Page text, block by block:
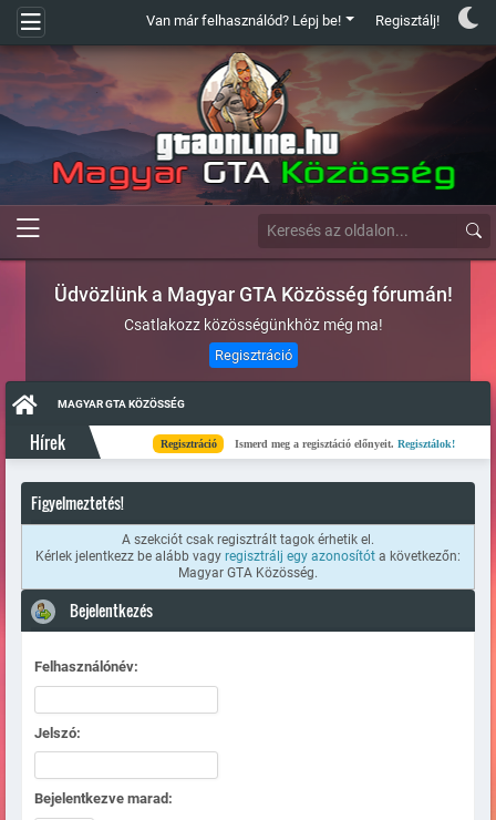
Van már felhasználód? Lépj be! Regisztálj!
Üdvözlünk a Magyar GTA Közösség fórumán!
Csatlakozz közösségünkhöz még ma!
Regisztráció
MAGYAR GTA KÖZÖSSÉG
Hírek Regisztráció Ismerd meg a regisztáció előnyeit.Regisztálok!
Figyelmeztetés!
A szekciót csak regisztrált tagok érhetik el.
Kérlek jelentkezz be alább vagy regisztrálj egy azonosítót a következőn:
Magyar GTA Közösség.
Bejelentkezés
Felhasználónév:
Jelszó:
Bejelentkezve marad: